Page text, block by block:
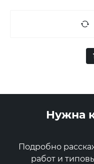
Нужна
Подробно
работ и